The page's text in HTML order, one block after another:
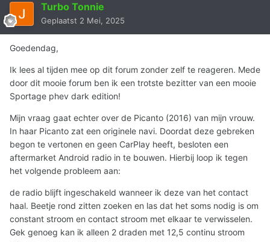
Turbo Tonnie
Geplaatst 2 Mei, 2025
Goedendag,
Ik lees al tijden mee op dit forum zonder zelf te reageren. Mede
door dit mooie forum ben ik een trotste bezitter van een mooie
Sportage phev dark edition!
Mijn vraag gaat echter over de Picanto (2016) van mijn vrouw.
In haar Picanto zat een originele navi. Doordat deze gebreken
begon te vertonen en geen CarPlay heeft, besloten een
aftermarket Android radio in te bouwen. Hierbij loop ik tegen
het volgende probleem aan:
de radio blijft ingeschakeld wanneer ik deze van het contact
haal. Beetje rond zitten zoeken en las dat het soms nodig is om
constant stroom en contact stroom met elkaar te verwisselen.
Gek genoeg kan ik alleen 2 draden met 12,5 continu stroom